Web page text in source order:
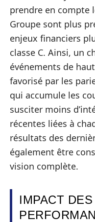
prendre en compte
Groupe sont plus
enjeux financiers
classe C. Ainsi, un
événements de
favorisé par les
qui accumule les
susciter moins
récentes liées à
résultats des
également être
vision complète.
IMPACT